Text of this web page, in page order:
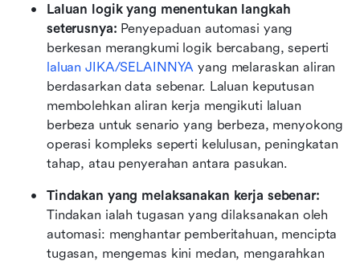
Laluan logik yang menentukan langkah
seterusnya: Penyepaduan automasi yang
laluan JIKA/SELAINNYA yang melaraskan aliran
berdasarkan data sebenar. Laluan keputusan
membolehkan aliran kerja mengikuti laluan
berbeza untuk senario yang berbeza, menyokong
operasi kompleks seperti kelulusan, peningkatan
tahap, atau penyerahan antara pasukan.
Tindakan ialah tugasan yang dilaksanakan oleh
automasi: menghantar pemberitahuan, mencipta
tugasan, mengemas kini medan, mengarahkan